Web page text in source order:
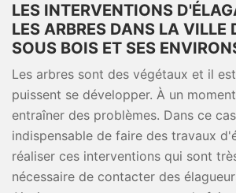
LES INTERVENTIONS
LES ARBRES DANS LA VILLE
SOUS BOIS ET SES
Les arbres sont des végétaux et il
puissent se développer. À un
entraîner des problèmes. Dans ce
indispensable de faire des travaux
réaliser ces interventions qui sont
nécessaire de contacter des